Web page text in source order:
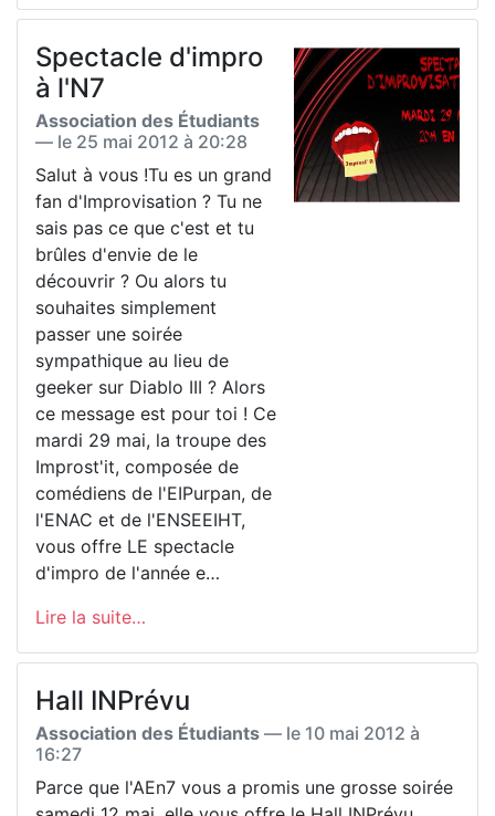
Spectacle d'impro
à l'N7
Association des Étudiants
— le 25 mai 2012 à 20:28
Salut à vous !Tu es un grand
fan d'Improvisation ? Tu ne
sais pas ce que c'est et tu
brûles d'envie de le
découvrir ? Ou alors tu
souhaites simplement
passer une soirée
sympathique au lieu de
geeker sur Diablo III ? Alors
ce message est pour toi ! Ce
mardi 29 mai, la troupe des
Improst'it, composée de
comédiens de l'EIPurpan, de
l'ENAC et de l'ENSEEIHT,
vous offre LE spectacle
d'impro de l'année e…
Lire la suite…
Hall INPrévu
Association des Étudiants — le 10 mai 2012 à
16:27
Parce que l'AEn7 vous a promis une grosse soirée